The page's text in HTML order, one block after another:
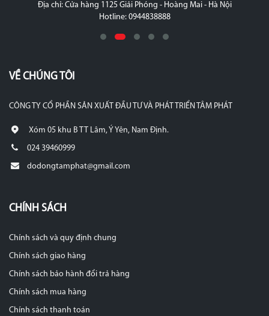
Địa chỉ: Xóm 5 - khu B - Thị Trấn Lâm - Ý Yên - Nam
Hotline: 0987.387.487
VỀ CHÚNG TÔI
CÔNG TY CỔ PHẦN SẢN XUẤT ĐẦU TƯ VÀ PHÁT TRIỂN TÂM PHÁT
Xóm 05 khu B TT Lâm, Ý Yên, Nam Định.
024 39460999
dodongtamphat@gmail.com
CHÍNH SÁCH
Chính sách và quy định chung
Chính sách giao hàng
Chính sách bảo hành đổi trả hàng
Chính sách mua hàng
Chính sách thanh toán